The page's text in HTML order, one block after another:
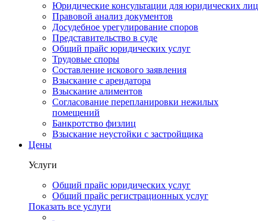
Юридические консультации для юридических лиц
Правовой анализ документов
Досудебное урегулирование споров
Представительство в суде
Общий прайс юридических услуг
Трудовые споры
Составление искового заявления
Взыскание с арендатора
Взыскание алиментов
Cогласование перепланировки нежилых
помещений
Банкротство физлиц
Взыскание неустойки с застройщика
Цены
Услуги
Общий прайс юридических услуг
Общий прайс регистрационных услуг
Показать все услуги